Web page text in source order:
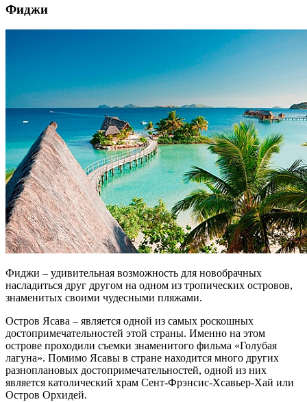
Фиджи
Фиджи – удивительная возможность для новобрачных
насладиться друг другом на одном из тропических островов,
знаменитых своими чудесными пляжами.
Остров Ясава – является одной из самых роскошных
достопримечательностей этой страны. Именно на этом
острове проходили съемки знаменитого фильма «Голубая
лагуна». Помимо Ясавы в стране находится много других
разноплановых достопримечательностей, одной из них
является католический храм Сент-Фрэнсис-Хсавьер-Хай или
Остров Орхидей.